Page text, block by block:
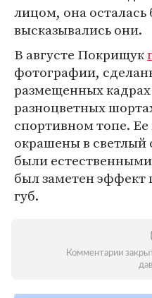
лицом, она
высказывались они.
В августе Покрищук
фотографии,
размещенных
разноцветных
спортивном топе.
окрашены в светлый
были
был заметен эффект
губ.
Комментарии